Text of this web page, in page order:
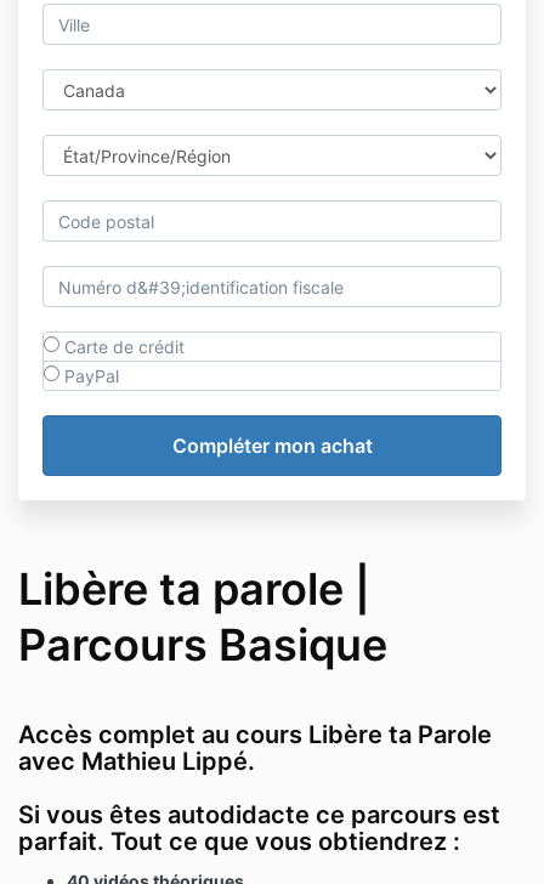
Carte de crédit
PayPal
Libère ta parole |
Parcours Basique
Accès complet au cours Libère ta Parole
avec Mathieu Lippé.
Si vous êtes autodidacte ce parcours est
parfait. Tout ce que vous obtiendrez :